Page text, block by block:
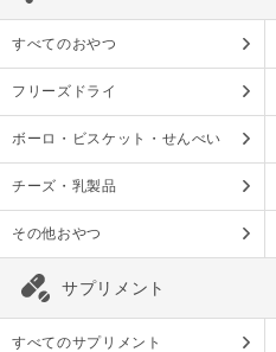
すべてのおやつ
フリーズドライ
ボーロ・ビスケット・せんべい
チーズ・乳製品
その他おやつ
サプリメント
すべてのサプリメント